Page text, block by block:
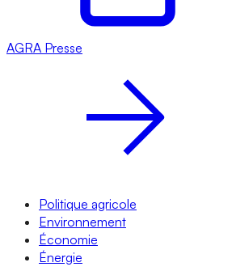
AGRA Presse
Politique agricole
Environnement
Économie
Énergie